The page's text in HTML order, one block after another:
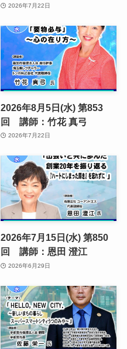
2026年7月22日
2026年8月5日(水) 第853
回 講師：竹花 真弓
2026年7月22日
2026年7月15日(水) 第850
回 講師：恩田 澄江
2026年6月29日